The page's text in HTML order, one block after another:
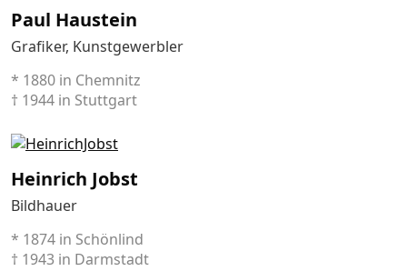
Paul Haustein
Grafiker, Kunstgewerbler
* 1880 in Chemnitz
† 1944 in Stuttgart
Heinrich Jobst
Bildhauer
* 1874 in Schönlind
† 1943 in Darmstadt